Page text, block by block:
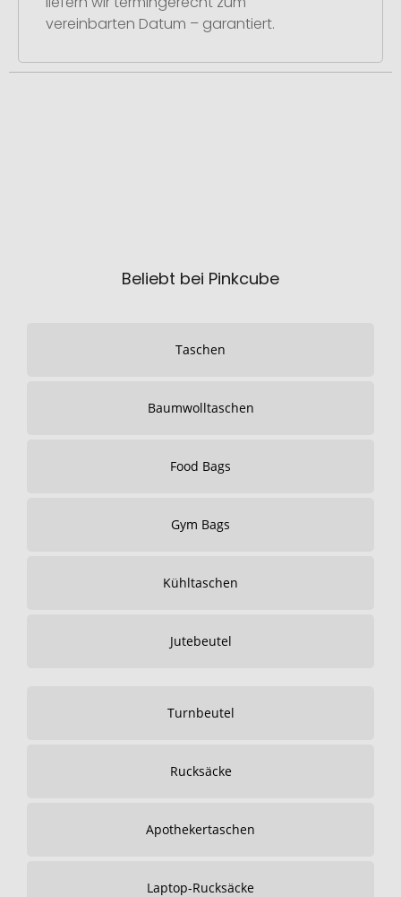
vereinbarten Datum – garantiert.
Beliebt bei Pinkcube
Taschen
Baumwolltaschen
Food Bags
Gym Bags
Kühltaschen
Jutebeutel
Turnbeutel
Rucksäcke
Apothekertaschen
Laptop-Rucksäcke